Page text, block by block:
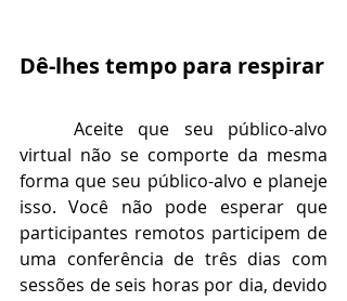
Dê-lhes tempo para respirar
Aceite que seu público-alvo
virtual não se comporte da mesma
forma que seu público-alvo e planeje
isso. Você não pode esperar que
participantes remotos participem de
uma conferência de três dias com
sessões de seis horas por dia, devido